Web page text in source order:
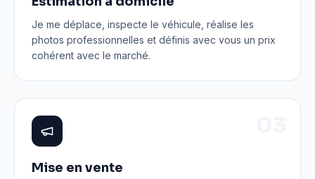
Je me déplace, inspecte le véhicule, réalise les
photos professionnelles et définis avec vous un prix
cohérent avec le marché.
Mise en vente